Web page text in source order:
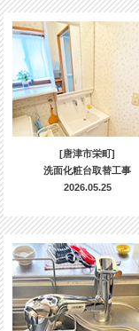
[唐津市栄町]
洗面化粧台取替工事
2026.05.25